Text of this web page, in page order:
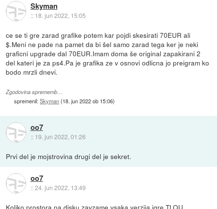
Skyman
:: 18. jun 2022, 15:05
ce se ti gre zarad grafike potem kar pojdi skesirati 70EUR ali
$.Meni ne pade na pamet da bi šel samo zarad tega ker je neki
graficni upgrade dal 70EUR.Imam doma še original zapakirani 2
del kateri je za ps4.Pa je grafika ze v osnovi odlicna jo preigram ko
bodo mrzli dnevi.
Zgodovina sprememb…
spremenil:Skyman(18. jun 2022 ob 15:06)
oo7
:: 19. jun 2022, 01:26
Prvi del je mojstrovina drugi del je sekret.
oo7
::24. jun 2022, 13:49